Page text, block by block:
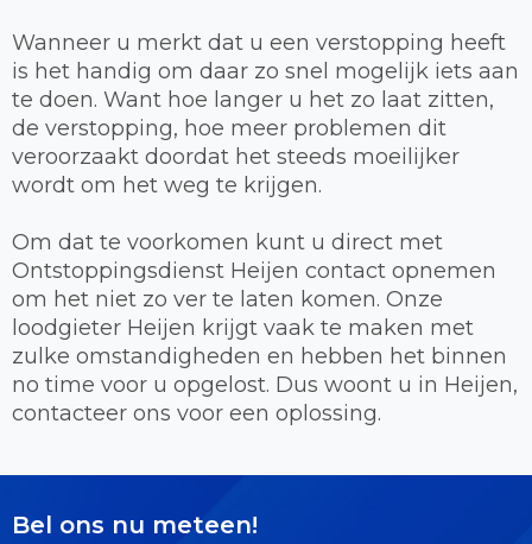
Wanneer u merkt dat u een verstopping heeft
is het handig om daar zo snel mogelijk iets aan
te doen. Want hoe langer u het zo laat zitten,
de verstopping, hoe meer problemen dit
veroorzaakt doordat het steeds moeilijker
wordt om het weg te krijgen.
Om dat te voorkomen kunt u direct met
Ontstoppingsdienst Heijen contact opnemen
om het niet zo ver te laten komen. Onze
loodgieter Heijen krijgt vaak te maken met
zulke omstandigheden en hebben het binnen
no time voor u opgelost. Dus woont u in Heijen,
contacteer ons voor een oplossing.
Bel ons nu meteen!